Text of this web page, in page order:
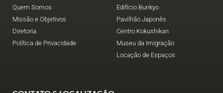
Quem Somos
Missão e Objetivos
Diretoria
Política de Privacidade
Edifício Bunkyo
Pavilhão Japonês
Centro Kokushikan
Museu da Imigração
Locação de Espaços